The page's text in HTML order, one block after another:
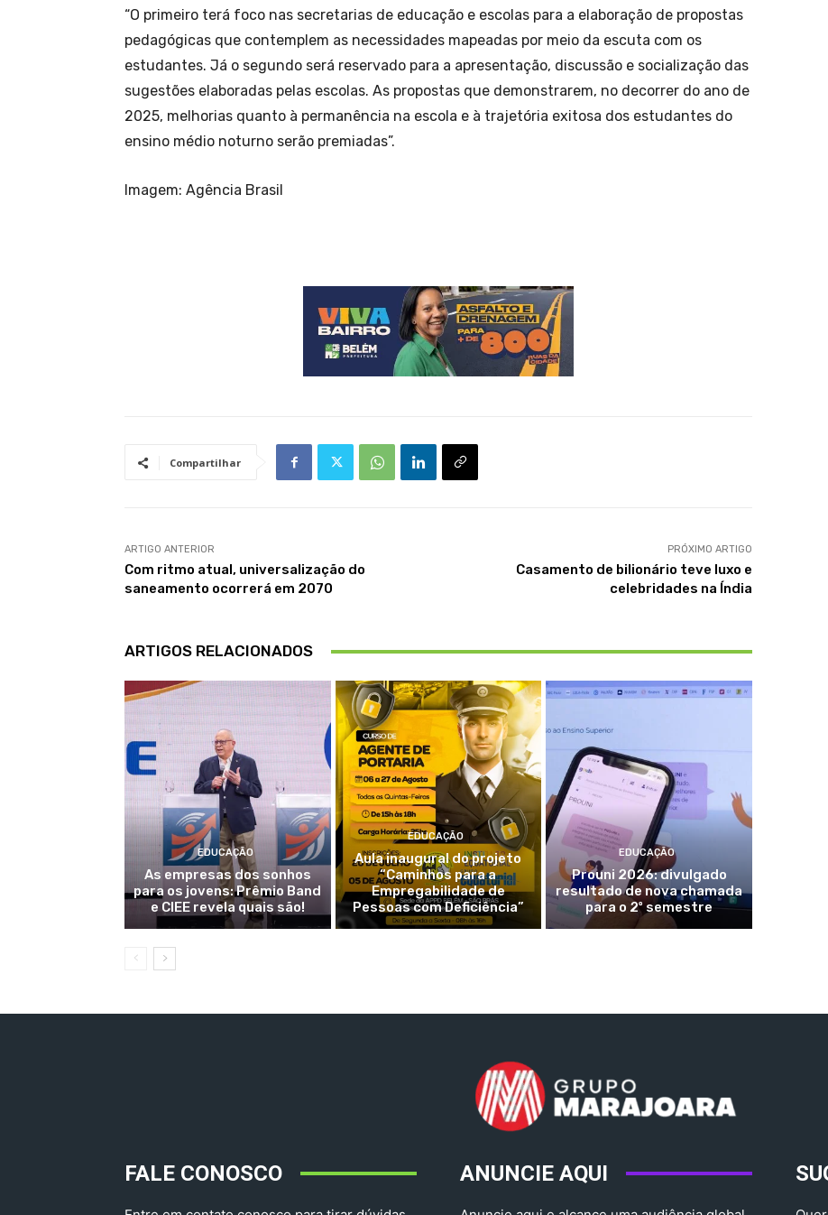
“O primeiro terá foco nas secretarias de educação e escolas para a elaboração de propostas
pedagógicas que contemplem as necessidades mapeadas por meio da escuta com os
estudantes. Já o segundo será reservado para a apresentação, discussão e socialização das
sugestões elaboradas pelas escolas. As propostas que demonstrarem, no decorrer do ano de
2025, melhorias quanto à permanência na escola e à trajetória exitosa dos estudantes do
ensino médio noturno serão premiadas”.
Imagem: Agência Brasil
Compartilhar
ARTIGO ANTERIOR
Com ritmo atual, universalização do
saneamento ocorrerá em 2070
PRÓXIMO ARTIGO
Casamento de bilionário teve luxo e
celebridades na Índia
ARTIGOS RELACIONADOS
EDUCAÇÃO
As empresas dos sonhos
para os jovens: Prêmio Band
e CIEE revela quais são!
EDUCAÇÃO
Aula inaugural do projeto
“Caminhos para a
Empregabilidade de
Pessoas com Deficiência”
EDUCAÇÃO
Prouni 2026: divulgado
resultado de nova chamada
para o 2º semestre
FALE CONOSCO ANUNCIE AQUI